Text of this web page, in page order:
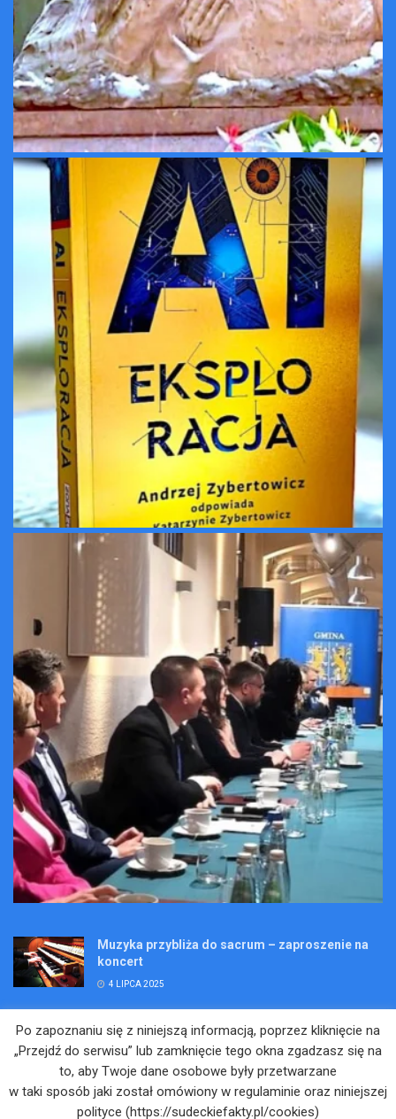
Muzyka przybliża do sacrum – zaproszenie na
koncert
4 LIPCA 2025
Kopalniane Ekspedycje
Adam Maciejczyk: „Chcemy przełamywać
bariery. Nie tylko bólu…”
Po zapoznaniu się z niniejszą informacją, poprzez kliknięcie na
„Przejdź do serwisu” lub zamknięcie tego okna zgadzasz się na
to, aby Twoje dane osobowe były przetwarzane
w taki sposób jaki został omówiony w regulaminie oraz niniejszej
polityce (https://sudeckiefakty.pl/cookies)